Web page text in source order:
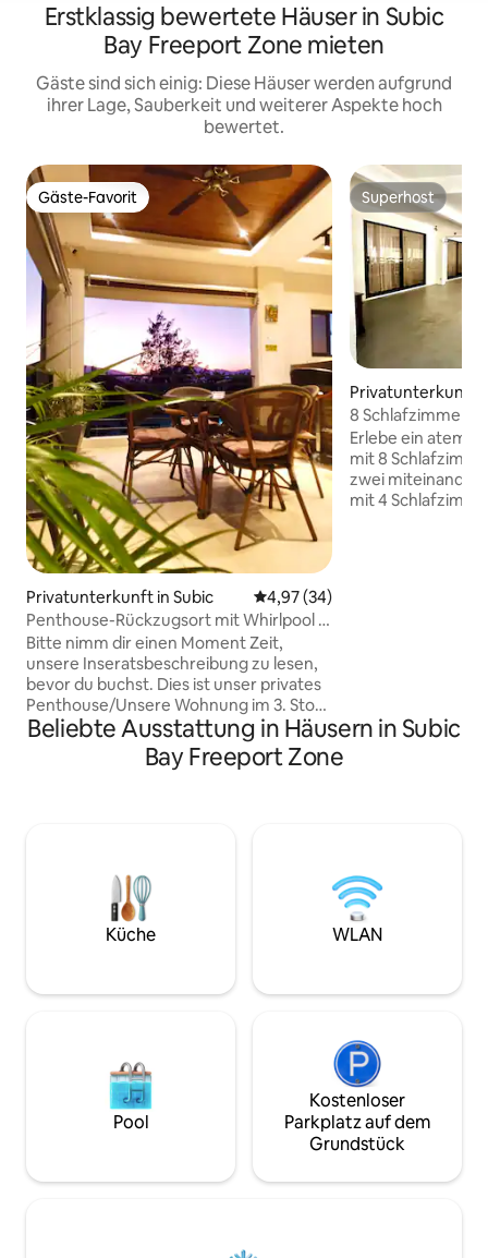
Erstklassig bewertete Häuser in Subic
Bay Freeport Zone mieten
Gäste sind sich einig: Diese Häuser werden aufgrund
ihrer Lage, Sauberkeit und weiterer Aspekte hoch
bewertet.
Gäste-Favorit
Gäste-Favorit
Privatunterkunft in Subic Durchschnittliche Bewertung:
4,97 (34)
Penthouse-Rückzugsort mit Whirlpool +
Aussicht / in der Nähe von Strand &
SBMA
Bitte nimm dir einen Moment Zeit,
unsere Inseratsbeschreibung zu lesen,
bevor du buchst. Dies ist unser privates
Penthouse/Unsere Wohnung im 3. Stock
in einer Villa 📍3 Minuten zu den
Stränden Barretto und Baloy 📍3
Minuten zur aufblasbaren Insel 📍5
Zoobic Safari 📍In der Nähe von
Schießstand & Golf SBMA 📍Duty Free in
der Nähe & SM 📍In der Nähe von
internationalen Restaurants,
(McDo, Jollibee) und Wet Market
Superhost
Superhost
Privatunterkunft
Freeport Zone
8 Schlafzimmer
Bay/300MBPS/
Veranda
Erlebe ein
mit 8
zwei miteinander
mit 4
draußen auf der
Beliebte Ausstattung in Häusern in Subic
Bay Freeport Zone
Küche WLAN
Pool
Kostenloser
Parkplatz auf dem
Grundstück